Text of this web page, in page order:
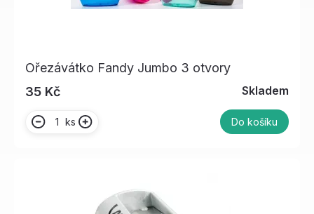
Ořezávátko Fandy Jumbo 3 otvory
35 Kč
Skladem
ks Do košíku